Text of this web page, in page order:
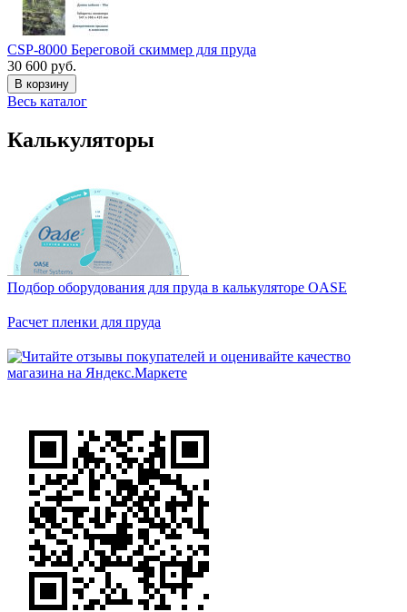
CSP-8000 Береговой скиммер для пруда
30 600 руб.
В корзину
Весь каталог
Калькуляторы
Подбор оборудования для пруда в калькуляторе OASE
Расчет пленки для пруда